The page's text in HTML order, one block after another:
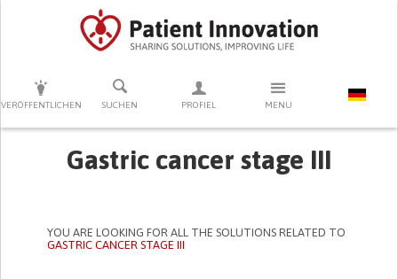
VERÖFFENTLICHEN SUCHEN PROFIEL MENU
DRÜCKEN SIE AUF ENTER UM DIE SUCHE ZU STARTEN
Gastric cancer stage III
YOU ARE LOOKING FOR ALL THE SOLUTIONS RELATED TO
GASTRIC CANCER STAGE III